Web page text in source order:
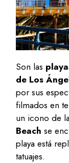
Son las
de Los
por sus
filmados en
un icono de
Beach se
playa está
tatuajes.